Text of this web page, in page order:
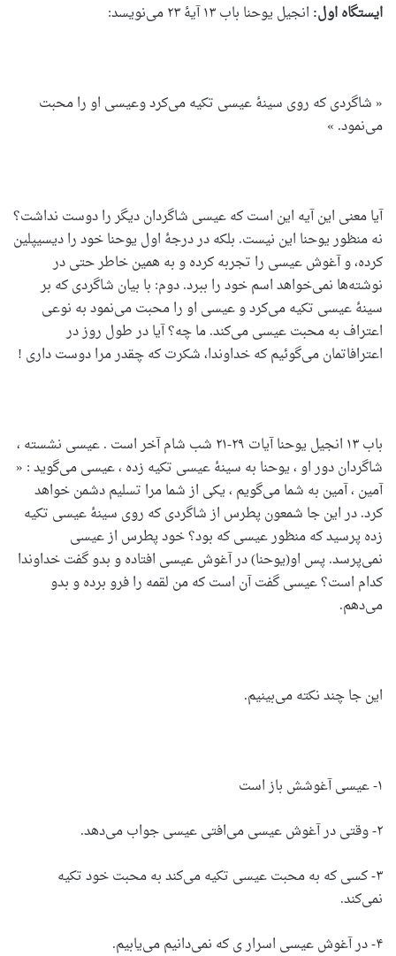
ایستگاه اول: انجیل یوحنا باب ۱۳ آیۀ ۲۳ می‌نویسد:
« شاگردی که روی سینۀ عیسی تکیه می‌کرد وعیسی او را محبت
می‌نمود. »
آیا معنی این آیه این است که عیسی شاگردان دیگر را دوست نداشت؟
نه منظور یوحنا این نیست. بلکه در درجۀ اول یوحنا خود را دیسیپلین
کرده، و آغوش عیسی را تجربه کرده و به همین خاطر حتی در
نوشته‌ها نمی‌خواهد اسم خود را ببرد. دوم: با بیان شاگردی که بر
سینۀ عیسی تکیه می‌کرد و عیسی او را محبت می‌نمود به نوعی
اعتراف به محبت عیسی می‌کند. ما چه؟ آیا در طول روز در
اعترافاتمان می‌گوئیم که خداوندا، شکرت که چقدر مرا دوست داری !
باب ۱۳ انجیل یوحنا آیات ۲۹-۲۱ شب شام آخر است . عیسی نشسته ،
شاگردان دور او ، یوحنا به سینۀ عیسی تکیه زده ، عیسی می‌گوید : «
آمین ، آمین به شما می‌گویم ، یکی از شما مرا تسلیم دشمن خواهد
کرد. در این جا شمعون پطرس از شاگردی که روی سینۀ عیسی تکیه
زده پرسید که منظور عیسی که بود؟ خود پطرس از عیسی
نمی‌پرسد. پس او(یوحنا) در آغوش عیسی افتاده و بدو گفت خداوندا
کدام است؟ عیسی گفت آن است که من لقمه را فرو برده و بدو
می‌دهم.
این جا چند نکته می‌بینیم.
۱- عیسی آغوشش باز است
۲- وقتی در آغوش عیسی می‌افتی عیسی جواب می‌دهد.
۳- کسی که به محبت عیسی تکیه می‌کند به محبت خود تکیه
نمی‌کند.
۴- در آغوش عیسی اسرار ی که نمی‌دانیم می‌یابیم.